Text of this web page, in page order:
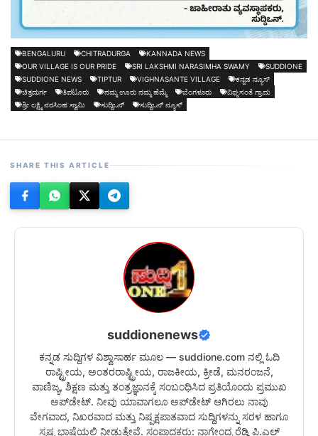
BENGALURU CHITRADURGA
KANNADA NEWS
OUR VILLAGE IS OUR PRIDE
SRI LAKSHMI NARASIMHA SWAMY
SUDDIONE
SUDDIONE NEWS
TIPTUR VIGHNASANTE VILLAGE
ಕನ್ನಡ ನ್ಯೂಸ್
ಚಿತ್ರದುರ್ಗ
ತಿಪಟೂರು ನಮ್ಮ ಊರು ನಮ್ಮ ಹೆಮ್ಮೆ ಬೆಂಗಳೂರು
ವಿಘ್ನಸಂತೆ ಗ್ರಾಮ
ಶ್ರೀ ಲಕ್ಷ್ಮಿ ನರಸಿಂಹ ಸ್ವಾಮಿ
ಸುದ್ದಿಒನ್ ಸುದ್ದಿಒನ್ ನ್ಯೂಸ್
SHARE THIS ARTICLE
suddionenews
ಕನ್ನಡ ಸುದ್ದಿಗಳ ವಿಶ್ವಾಸಾರ್ಹ ಮೂಲ — suddione.com ನಲ್ಲಿ ಓದಿ
ರಾಷ್ಟ್ರೀಯ, ಅಂತರರಾಷ್ಟ್ರೀಯ, ರಾಜಕೀಯ, ಕ್ರೀಡೆ, ಮನರಂಜನೆ,
ವಾಣಿಜ್ಯ, ಶಿಕ್ಷಣ ಮತ್ತು ತಂತ್ರಜ್ಞಾನಕ್ಕೆ ಸಂಬಂಧಿಸಿದ ಪ್ರತಿಯೊಂದು ಪ್ರಮುಖ
ಅಪ್‌ಡೇಟ್. ನೀವು ಯಾವಾಗಲೂ ಅಪ್‌ಡೇಟ್ ಆಗಿರಲು ನಾವು
ವೇಗವಾದ, ನಿಖರವಾದ ಮತ್ತು ನಿಷ್ಪಕ್ಷಪಾತವಾದ ಸುದ್ದಿಗಳನ್ನು ಸರಳ ಹಾಗೂ
ಸ್ಪಷ್ಟ ಭಾಷೆಯಲ್ಲಿ ನೀಡುತ್ತೇವೆ. ಸಂಪಾದಕರು: ನಾಗೇಂದ್ರ ರೆಡ್ಡಿ ಪಿ.ಎಲ್